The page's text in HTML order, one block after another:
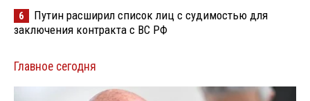
6
Путин расширил список лиц с судимостью для
заключения контракта с ВС РФ
Главное сегодня